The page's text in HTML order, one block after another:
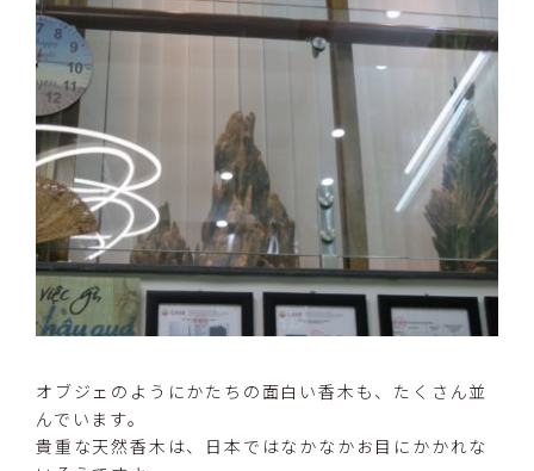
オブジェのようにかたちの面白い香木も、たくさん並
んでいます。
貴重な天然香木は、日本ではなかなかお目にかかれな